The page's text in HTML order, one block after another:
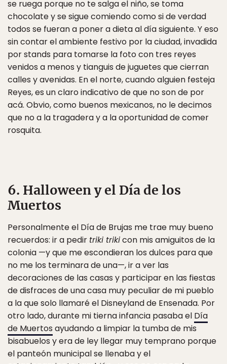
se ruega porque no te salga el niño, se toma
chocolate y se sigue comiendo como si de verdad
todos se fueran a poner a dieta al día siguiente. Y eso
sin contar el ambiente festivo por la ciudad, invadida
por stands para tomarse la foto con tres reyes
venidos a menos y tianguis de juguetes que cierran
calles y avenidas. En el norte, cuando alguien festeja
Reyes, es un claro indicativo de que no son de por
acá. Obvio, como buenos mexicanos, no le decimos
que no a la tragadera y a la oportunidad de comer
rosquita.
6. Halloween y el Día de los
Muertos
Personalmente el Día de Brujas me trae muy bueno
recuerdos: ir a pedir triki trikicon mis amiguitos de la
colonia —y que me escondieran los dulces para que
no me los terminara de una—, ir a ver las
decoraciones de las casas y participar en las fiestas
de disfraces de una casa muy peculiar de mi pueblo
a la que solo llamaré el Disneyland de Ensenada. Por
otro lado, durante mi tierna infancia pasaba el Día
de Muertos ayudando a limpiar la tumba de mis
bisabuelos y era de ley llegar muy temprano porque
el panteón municipal se llenaba y el